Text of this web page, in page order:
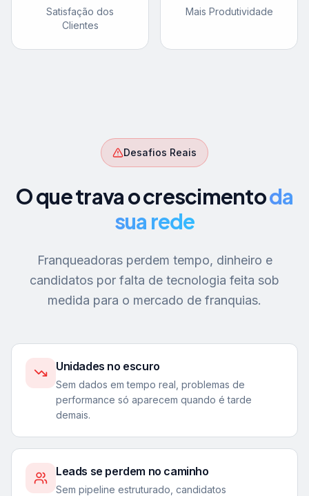
Satisfação dos
Clientes
Mais Produtividade
Desafios Reais
O que trava o crescimentoda
sua rede
Franqueadoras perdem tempo, dinheiro e
candidatos por falta de tecnologia feita sob
medida para o mercado de franquias.
Unidades no escuro
Sem dados em tempo real, problemas de
performance só aparecem quando é tarde
demais.
Leads se perdem no caminho
Sem pipeline estruturado, candidatos